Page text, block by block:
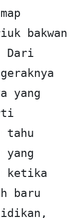
bakwan
Dari
yang
tahu
ketika
baru